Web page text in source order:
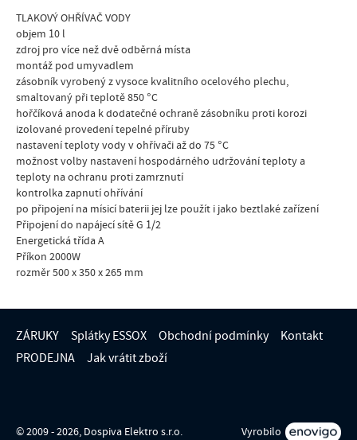
TLAKOVÝ OHŘÍVAČ VODY
objem 10 l
zdroj pro více než dvě odběrná místa
montáž pod umyvadlem
zásobník vyrobený z vysoce kvalitního ocelového plechu,
smaltovaný při teplotě 850 °C
hořčíková anoda k dodatečné ochraně zásobníku proti korozi
izolované provedení tepelné příruby
nastavení teploty vody v ohřívači až do 75 °C
možnost volby nastavení hospodárného udržování teploty a
teploty na ochranu proti zamrznutí
kontrolka zapnutí ohřívání
po připojení na mísicí baterii jej lze použít i jako beztlaké zařízení
Připojení do napájecí sítě G 1/2
Energetická třída A
Příkon 2000W
rozměr 500 x 350 x 265 mm
ZÁRUKY Splátky ESSOX Obchodní podmínky
Kontakt
PRODEJNA
Jak vrátit zboží
© 2009 - 2026, Dospiva Elektro s.r.o. Vyrobilo